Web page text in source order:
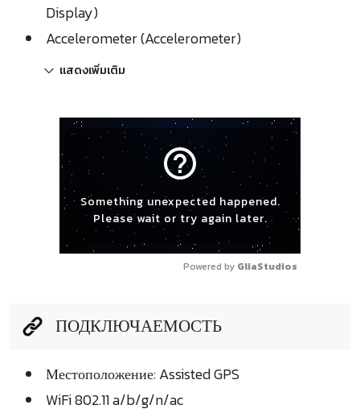
Display)
Accelerometer (Accelerometer)
แสดงเพิ่มเติม
help_outline
Something unexpected happened.
Please wait or try again later.
Powered by GliaStudios
ПОДКЛЮЧАЕМОСТЬ
Местоположение: Assisted GPS
WiFi 802.11 a/b/g/n/ac